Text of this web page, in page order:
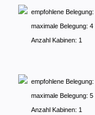
empfohlene
maximale Belegung:
Anzahl Kabinen: 1
empfohlene
maximale Belegung:
Anzahl Kabinen: 1